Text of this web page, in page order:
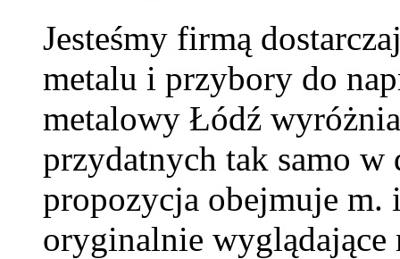
Jesteśmy firmą
metalu i przybory do
metalowy Łódź
przydatnych tak samo w
propozycja obejmuje m.
oryginalnie wyglądające